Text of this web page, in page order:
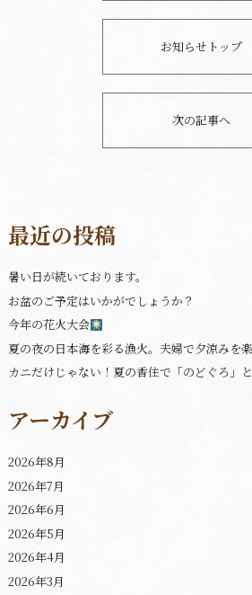
お知らせトップ
次の記事へ
最近の投稿
暑い日が続いております。
お盆のご予定はいかがでしょうか？
今年の花火大会
夏の夜の日本海を彩る漁火。夫婦で夕涼みを
カニだけじゃない！夏の香住で「のどぐろ」
アーカイブ
2026年8月
2026年7月
2026年6月
2026年5月
2026年4月
2026年3月